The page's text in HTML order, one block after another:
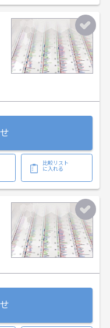
比較リスト
に入れる